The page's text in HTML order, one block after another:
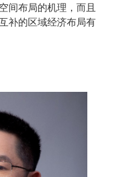
间布局的机理，而且
补的区域经济布局有